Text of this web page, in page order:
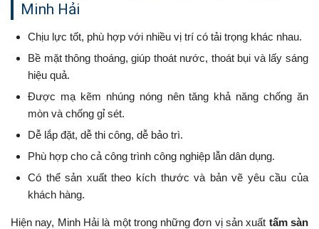
Minh Hải
Chịu lực tốt, phù hợp với nhiều vị trí có tải trọng khác nhau.
Bề mặt thông thoáng, giúp thoát nước, thoát bụi và lấy sáng
hiệu quả.
Được mạ kẽm nhúng nóng nên tăng khả năng chống ăn
mòn và chống gỉ sét.
Dễ lắp đặt, dễ thi công, dễ bảo trì.
Phù hợp cho cả công trình công nghiệp lẫn dân dụng.
Có thể sản xuất theo kích thước và bản vẽ yêu cầu của
khách hàng.
Hiện nay, Minh Hải là một trong những đơn vị sản xuất tấm sàn